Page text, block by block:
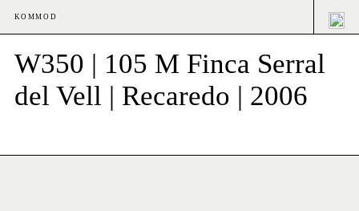
KOMMOD
W350 | 105 M Finca Serral
del Vell | Recaredo | 2006